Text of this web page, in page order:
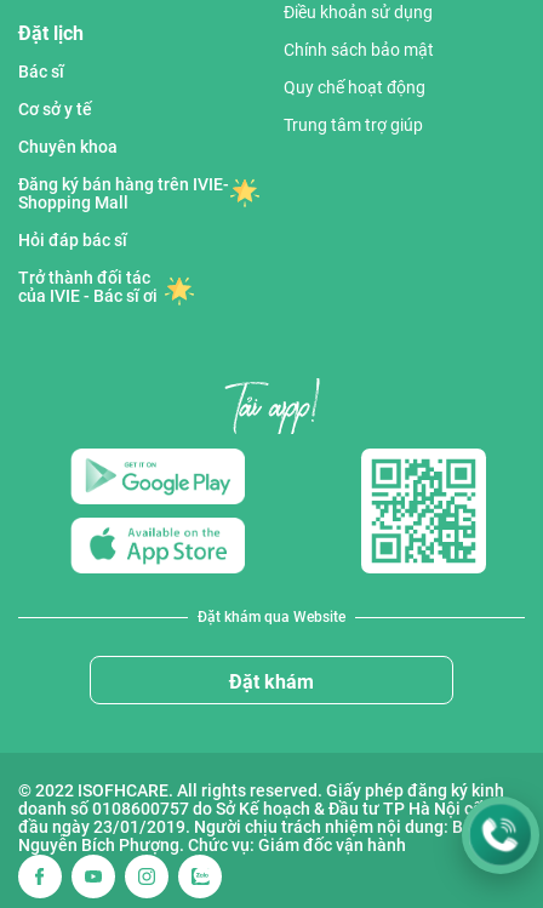
Đặt lịch
Bác sĩ
Cơ sở y tế
Chuyên khoa
Đăng ký bán hàng trên IVIE-
Shopping Mall
Hỏi đáp bác sĩ
Trở thành đối tác
của IVIE - Bác sĩ ơi
Điều khoản sử dụng
Chính sách bảo mật
Quy chế hoạt động
Trung tâm trợ giúp
Đặt khám qua Website
Đặt khám
© 2022 ISOFHCARE. All rights reserved. Giấy phép đăng ký kinh
doanh số 0108600757 do Sở Kế hoạch & Đầu tư TP Hà Nội cấp lần
đầu ngày 23/01/2019. Người chịu trách nhiệm nội dung: Bà
Nguyễn Bích Phượng. Chức vụ: Giám đốc vận hành